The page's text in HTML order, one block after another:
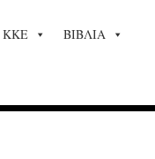
ΚΚΕ ΒΙΒΛΙΑ